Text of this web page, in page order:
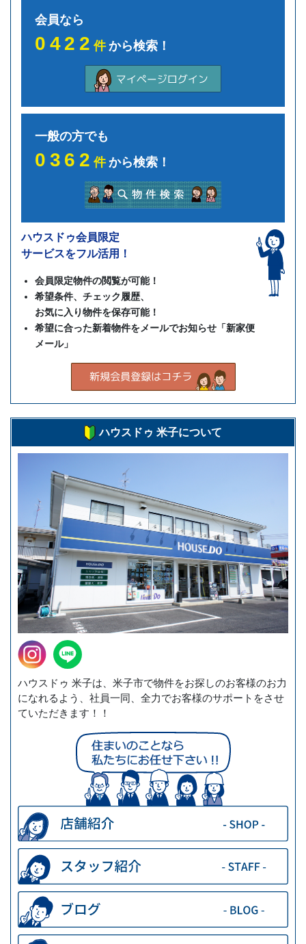
会員なら
0422件から検索！
一般の方でも
0362件から検索！
ハウスドゥ会員限定
サービスをフル活用！
会員限定物件の閲覧が可能！
希望条件、チェック履歴、
お気に入り物件を保存可能！
希望に合った新着物件をメールでお知らせ「新家便
メール」
ハウスドゥ 米子について
ハウスドゥ 米子は、米子市で物件をお探しのお客様のお力
になれるよう、社員一同、全力でお客様のサポートをさせ
ていただきます！！